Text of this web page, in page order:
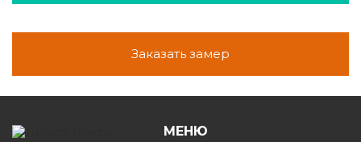
Заказать замер
МЕНЮ